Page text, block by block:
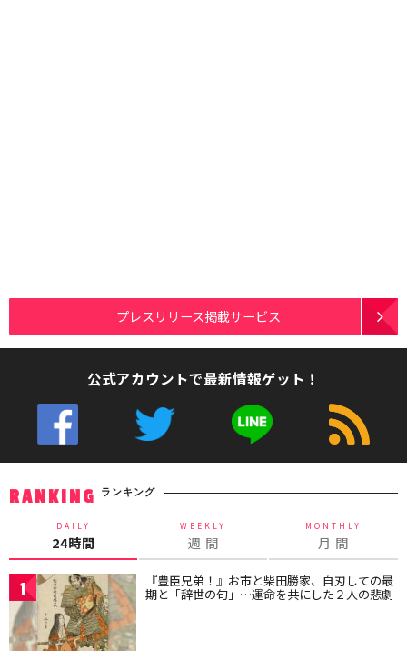
プレスリリース掲載サービス
公式アカウントで最新情報ゲット！
RANKING ランキング
DAILY
24時間
WEEKLY
週 間
MONTHLY
月 間
1 『豊臣兄弟！』お市と柴田勝家、自刃しての最
期と「辞世の句」…運命を共にした２人の悲劇